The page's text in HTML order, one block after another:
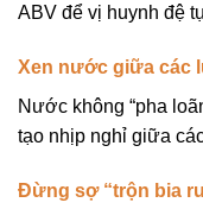
ABV để vị huynh đệ
Xen nước giữa các
Nước không “pha
tạo nhịp nghỉ giữa
Đừng sợ “trộn bia